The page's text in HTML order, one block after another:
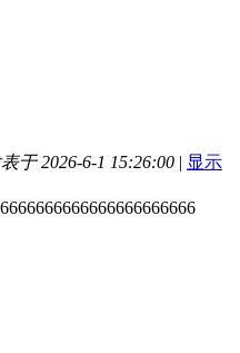
于 2026-6-1 15:26:00 | 显示